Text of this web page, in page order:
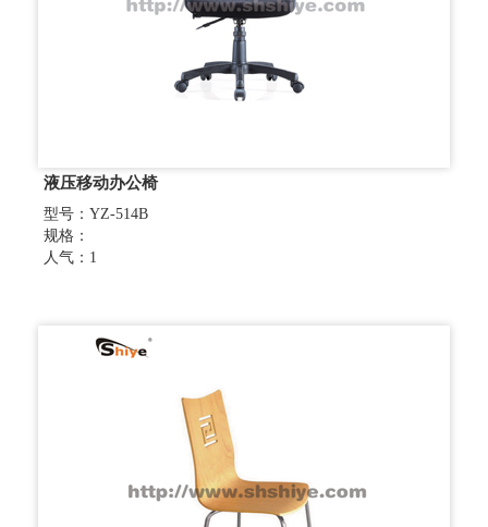
液压移动办公椅
型号：YZ-514B
规格：
人气：1